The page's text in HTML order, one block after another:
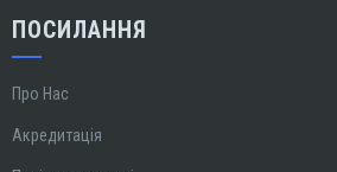
ПОСИЛАННЯ
Про Нас
Акредитація